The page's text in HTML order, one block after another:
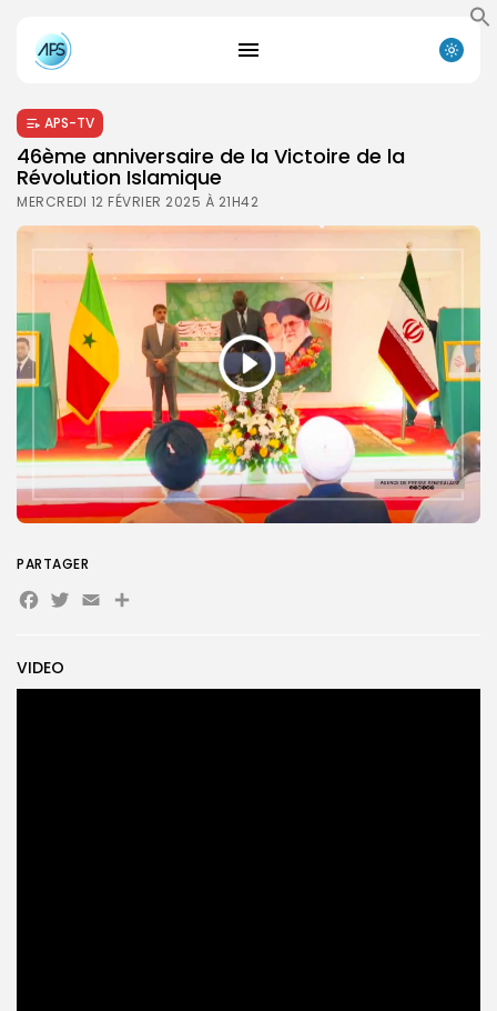
Search
APS-TV
46ème anniversaire de la Victoire de la
Révolution Islamique
MERCREDI 12 FÉVRIER 2025 À 21H42
VIDEO
PARTAGER
Facebook
Twitter
EmailPartager